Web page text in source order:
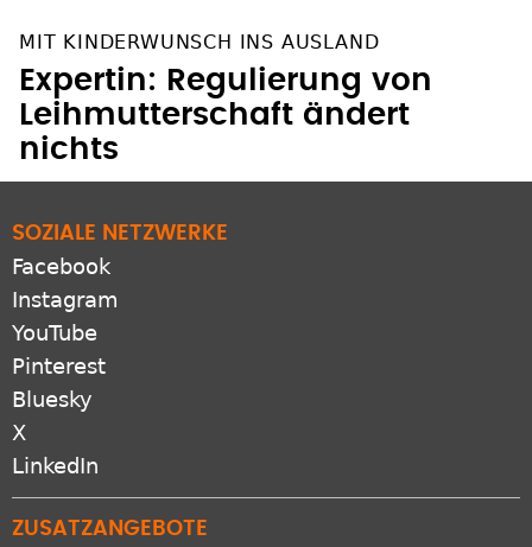
MIT KINDERWUNSCH INS AUSLAND
Expertin: Regulierung von
Leihmutterschaft ändert
nichts
SOZIALE NETZWERKE
Facebook
Instagram
YouTube
Pinterest
Bluesky
X
LinkedIn
ZUSATZANGEBOTE